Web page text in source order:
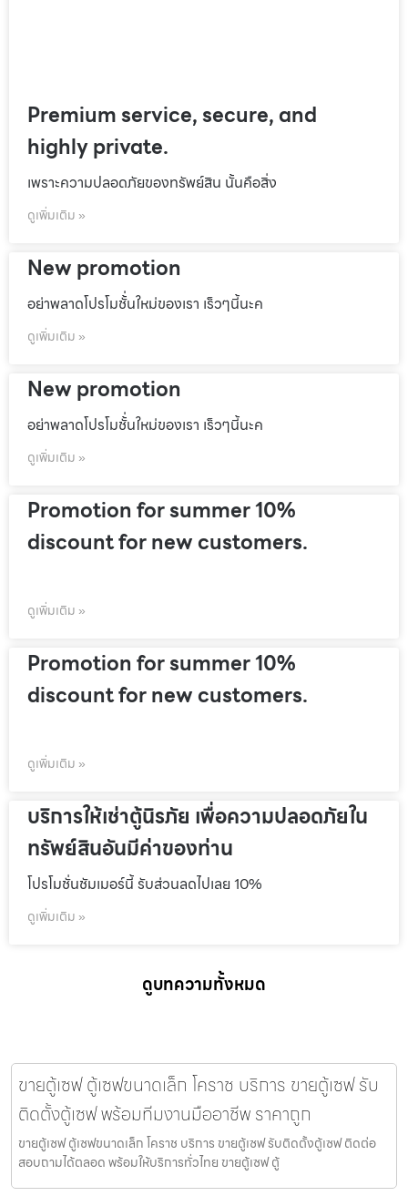
Premium service, secure, and
highly private.
เพราะความปลอดภัยของทรัพย์สิน นั้นคือสิ่ง
ดูเพิ่มเติม »
New promotion
อย่าพลาดโปรโมชั้่นใหม่ของเรา เร็วๆนี้นะค
ดูเพิ่มเติม »
New promotion
อย่าพลาดโปรโมชั้่นใหม่ของเรา เร็วๆนี้นะค
ดูเพิ่มเติม »
Promotion for summer 10%
discount for new customers.
ดูเพิ่มเติม »
Promotion for summer 10%
discount for new customers.
ดูเพิ่มเติม »
บริการให้เช่าตู้นิรภัย เพื่อความปลอดภัยใน
ทรัพย์สินอันมีค่าของท่าน
โปรโมชั่นชัมเมอร์นี้ รับส่วนลดไปเลย 10%
ดูเพิ่มเติม »
ดูบทความทั้งหมด
ขายตู้เซฟ ตู้เซฟขนาดเล็ก โคราช บริการ ขายตู้เซฟ รับ
ติดตั้งตู้เซฟ พร้อมทีมงานมืออาชีพ ราคาถูก
ขายตู้เซฟ ตู้เซฟขนาดเล็ก โคราช บริการ ขายตู้เซฟ รับติดตั้งตู้เซฟ ติดต่อ
สอบถามได้ตลอด พร้อมให้บริการทั่วไทย ขายตู้เซฟ ตู้